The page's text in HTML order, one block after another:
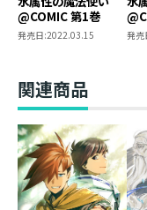
@COMIC 第1巻
発売日:2022.03.15 発売
関連商品